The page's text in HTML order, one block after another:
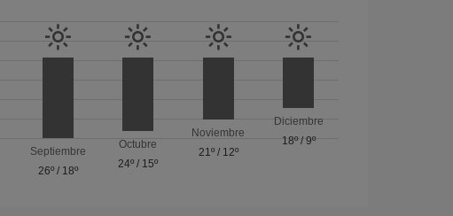
Septiembre
26º/ 18º
Octubre
24º / 15º
Noviembre
21º/ 12º
Diciembre
18º/ 9º